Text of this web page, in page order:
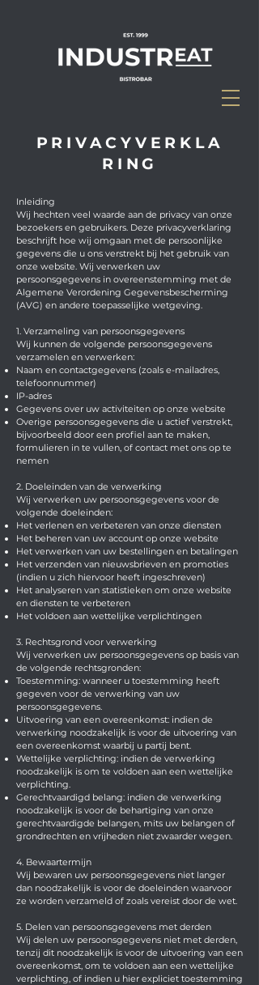
PRIVACYVERKLA
RING
Inleiding
Wij hechten veel waarde aan de privacy van onze
bezoekers en gebruikers. Deze privacyverklaring
beschrijft hoe wij omgaan met de persoonlijke
gegevens die u ons verstrekt bij het gebruik van
onze website. Wij verwerken uw
persoonsgegevens in overeenstemming met de
Algemene Verordening Gegevensbescherming
(AVG) en andere toepasselijke wetgeving.
1. Verzameling van persoonsgegevens
Wij kunnen de volgende persoonsgegevens
verzamelen en verwerken:
Naam en contactgegevens (zoals e-mailadres,
telefoonnummer)
IP-adres
Gegevens over uw activiteiten op onze website
Overige persoonsgegevens die u actief verstrekt,
bijvoorbeeld door een profiel aan te maken,
formulieren in te vullen, of contact met ons op te
nemen
2. Doeleinden van de verwerking
Wij verwerken uw persoonsgegevens voor de
volgende doeleinden:
Het verlenen en verbeteren van onze diensten
Het beheren van uw account op onze website
Het verwerken van uw bestellingen en betalingen
Het verzenden van nieuwsbrieven en promoties
(indien u zich hiervoor heeft ingeschreven)
Het analyseren van statistieken om onze website
en diensten te verbeteren
Het voldoen aan wettelijke verplichtingen
3. Rechtsgrond voor verwerking
Wij verwerken uw persoonsgegevens op basis van
de volgende rechtsgronden:
Toestemming: wanneer u toestemming heeft
gegeven voor de verwerking van uw
persoonsgegevens.
Uitvoering van een overeenkomst: indien de
verwerking noodzakelijk is voor de uitvoering van
een overeenkomst waarbij u partij bent.
Wettelijke verplichting: indien de verwerking
noodzakelijk is om te voldoen aan een wettelijke
verplichting.
Gerechtvaardigd belang: indien de verwerking
noodzakelijk is voor de behartiging van onze
gerechtvaardigde belangen, mits uw belangen of
grondrechten en vrijheden niet zwaarder wegen.
4. Bewaartermijn
Wij bewaren uw persoonsgegevens niet langer
dan noodzakelijk is voor de doeleinden waarvoor
ze worden verzameld of zoals vereist door de wet.
5. Delen van persoonsgegevens met derden
Wij delen uw persoonsgegevens niet met derden,
tenzij dit noodzakelijk is voor de uitvoering van een
overeenkomst, om te voldoen aan een wettelijke
verplichting, of indien u hier expliciet toestemming